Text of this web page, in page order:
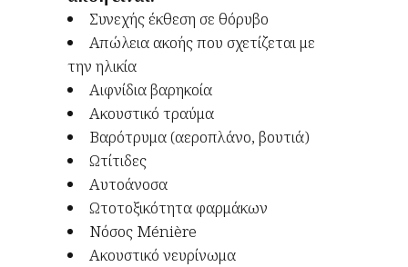
Συνεχής έκθεση σε θόρυβο
Απώλεια ακοής που σχετίζεται με
την ηλικία
Αιφνίδια βαρηκοία
Ακουστικό τραύμα
Βαρότρυμα (αεροπλάνο, βουτιά)
Ωτίτιδες
Αυτοάνοσα
Ωτοτοξικότητα φαρμάκων
Νόσος Ménière
Ακουστικό νευρίνωμα